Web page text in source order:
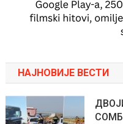
НАЈНОВИЈЕ ВЕСТИ